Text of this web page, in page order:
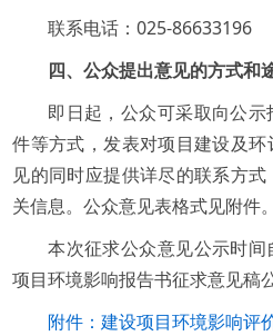
联系电话：025-86633196
四、公众提出意见的方式和
即日起，公众可采取向公
件等方式，发表对项目建设及
见的同时应提供详尽的联系方
关信息。公众意见表格式见附件。
本次征求公众意见公示时
项目环境影响报告书征求意见稿
附件：建设项目环境影响评